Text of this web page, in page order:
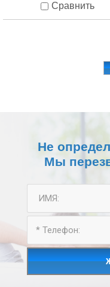
Сравнить
Не
Мы